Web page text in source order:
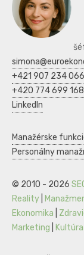
+421 907 234 066
+420 774 699 168
LinkedIn
Manažérske
Personálny
© 2010 - 2026
Reality
Ekonomika
Marketing
Kultúra